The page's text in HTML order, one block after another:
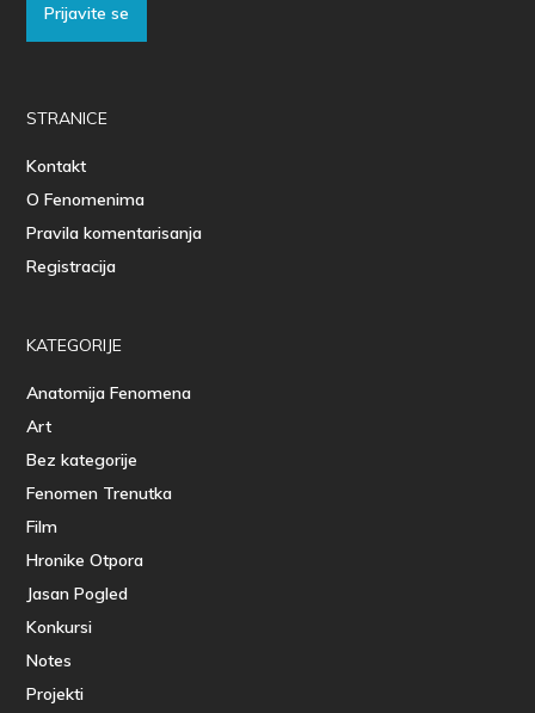
Prijavite se
STRANICE
Kontakt
O Fenomenima
Pravila komentarisanja
Registracija
KATEGORIJE
Anatomija Fenomena
Art
Bez kategorije
Fenomen Trenutka
Film
Hronike Otpora
Jasan Pogled
Konkursi
Notes
Projekti